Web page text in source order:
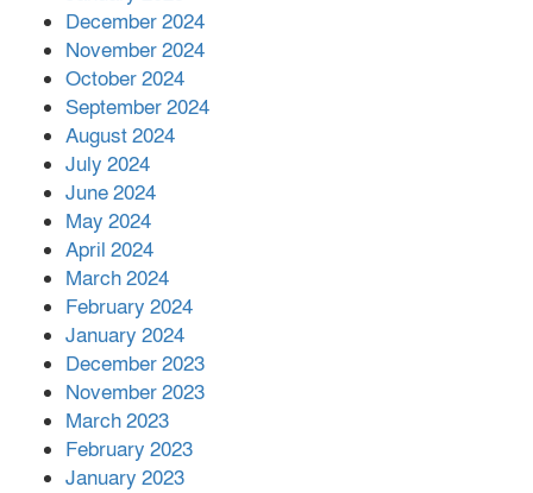
সহায়তা দিলেন সাচিং প্রু জেরী
December 2024
November 2024
October 2024
September 2024
August 2024
July 2024
June 2024
May 2024
April 2024
March 2024
February 2024
January 2024
December 2023
November 2023
March 2023
February 2023
January 2023